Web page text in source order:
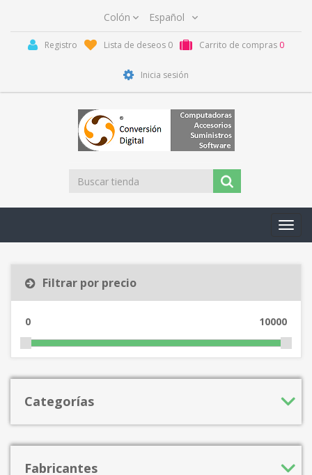
Registro Lista de deseos 0 Carrito de compras 0
Inicia sesión
Filtrar por precio
0 10000
Categorías
Fabricantes